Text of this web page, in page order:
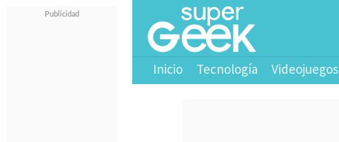
Inicio Tecnología Videojuegos